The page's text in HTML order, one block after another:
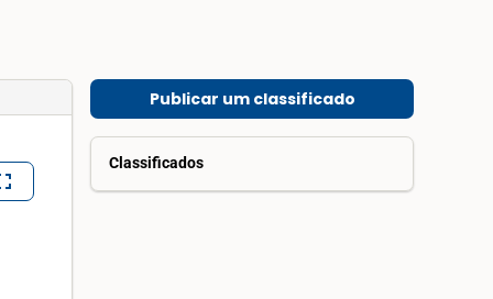
Publicar um classificado
Classificados